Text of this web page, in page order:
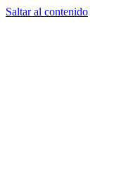
Saltar al contenido